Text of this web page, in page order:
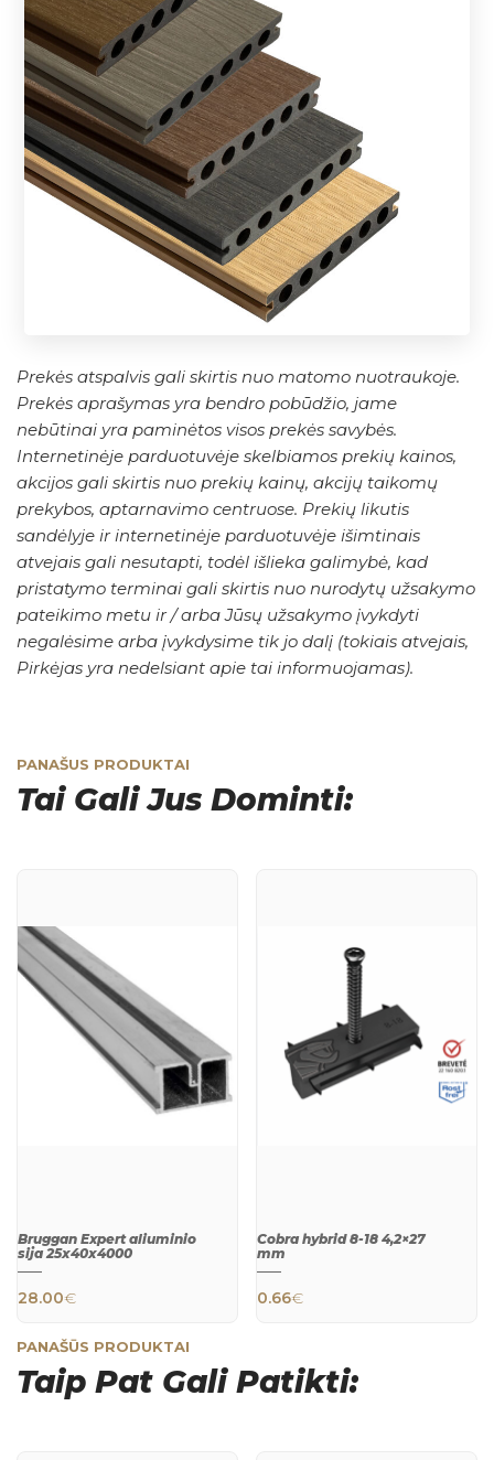
Prekės atspalvis gali skirtis nuo matomo nuotraukoje.
Prekės aprašymas yra bendro pobūdžio, jame
nebūtinai yra paminėtos visos prekės savybės.
Internetinėje parduotuvėje skelbiamos prekių kainos,
akcijos gali skirtis nuo prekių kainų, akcijų taikomų
prekybos, aptarnavimo centruose. Prekių likutis
sandėlyje ir internetinėje parduotuvėje išimtinais
atvejais gali nesutapti, todėl išlieka galimybė, kad
pristatymo terminai gali skirtis nuo nurodytų užsakymo
pateikimo metu ir / arba Jūsų užsakymo įvykdyti
negalėsime arba įvykdysime tik jo dalį (tokiais atvejais,
Pirkėjas yra nedelsiant apie tai informuojamas).
PANAŠUS PRODUKTAI
Tai Gali Jus Dominti:
Bruggan Expert aliuminio
sija 25х40х4000
28.00€
Cobra hybrid 8-18 4,2×27
mm
0.66€
PANAŠŪS PRODUKTAI
Taip Pat Gali Patikti: